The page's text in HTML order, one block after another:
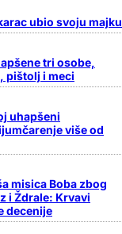
ubio svoju majku
tri osobe,
pištolj i meci
uhapšeni
više od
misica Boba zbog
i Ždrale: Krvavi
decenije